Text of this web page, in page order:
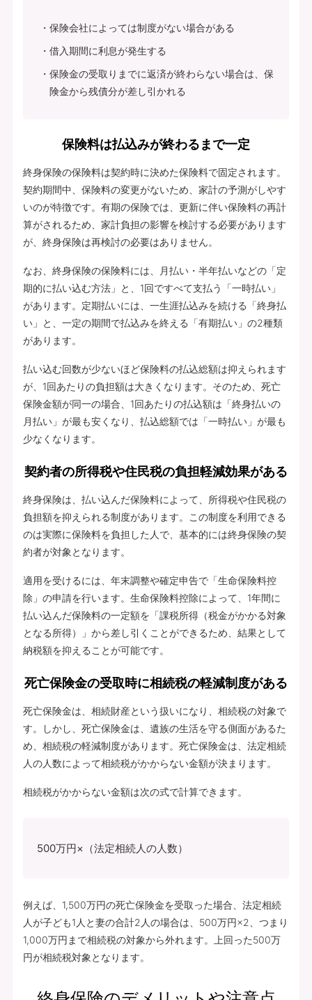
保険会社によっては制度がない場合がある
借入期間に利息が発生する
保険金の受取りまでに返済が終わらない場合は、保
険金から残債分が差し引かれる
保険料は払込みが終わるまで一定
終身保険の保険料は契約時に決めた保険料で固定されます。
契約期間中、保険料の変更がないため、家計の予測がしやす
いのが特徴です。有期の保険では、更新に伴い保険料の再計
算がされるため、家計負担の影響を検討する必要があります
が、終身保険は再検討の必要はありません。
なお、終身保険の保険料には、月払い・半年払いなどの「定
期的に払い込む方法」と、1回ですべて支払う「一時払い」
があります。定期払いには、一生涯払込みを続ける「終身払
い」と、一定の期間で払込みを終える「有期払い」の2種類
があります。
払い込む回数が少ないほど保険料の払込総額は抑えられます
が、1回あたりの負担額は大きくなります。そのため、死亡
保険金額が同一の場合、1回あたりの払込額は「終身払いの
月払い」が最も安くなり、払込総額では「一時払い」が最も
少なくなります。
契約者の所得税や住民税の負担軽減効果がある
終身保険は、払い込んだ保険料によって、所得税や住民税の
負担額を抑えられる制度があります。この制度を利用できる
のは実際に保険料を負担した人で、基本的には終身保険の契
約者が対象となります。
適用を受けるには、年末調整や確定申告で「生命保険料控
除」の申請を行います。生命保険料控除によって、1年間に
払い込んだ保険料の一定額を「課税所得（税金がかかる対象
となる所得）」から差し引くことができるため、結果として
納税額を抑えることが可能です。
死亡保険金の受取時に相続税の軽減制度がある
死亡保険金は、相続財産という扱いになり、相続税の対象で
す。しかし、死亡保険金は、遺族の生活を守る側面があるた
め、相続税の軽減制度があります。死亡保険金は、法定相続
人の人数によって相続税がかからない金額が決まります。
相続税がかからない金額は次の式で計算できます。
500万円×（法定相続人の人数）
例えば、1,500万円の死亡保険金を受取った場合、法定相続
人が子ども1人と妻の合計2人の場合は、500万円×2、つまり
1,000万円まで相続税の対象から外れます。上回った500万
円が相続税対象となります。